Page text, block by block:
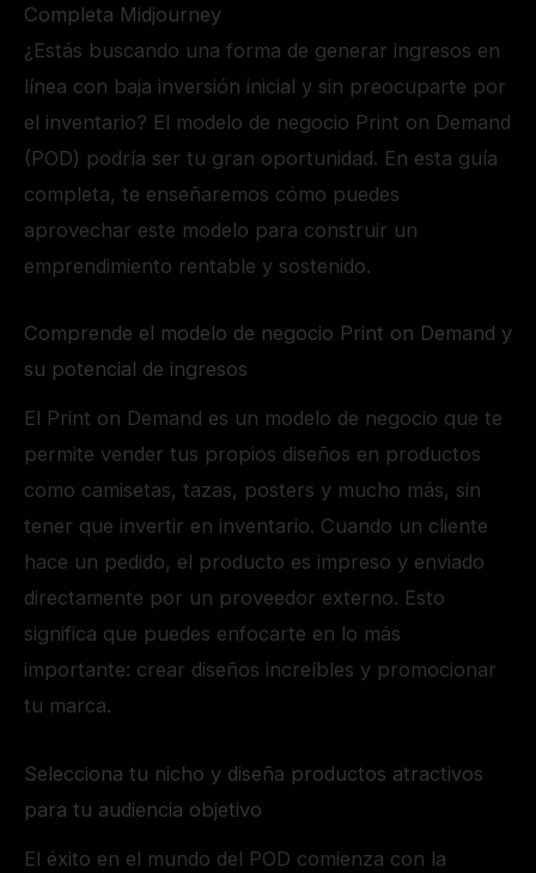
Completa Midjourney
¿Estás buscando una forma de generar ingresos en
línea con baja inversión inicial y sin preocuparte por
el inventario? El modelo de negocio Print on Demand
(POD) podría ser tu gran oportunidad. En esta guía
completa, te enseñaremos cómo puedes
aprovechar este modelo para construir un
emprendimiento rentable y sostenido.
Comprende el modelo de negocio Print on Demand y
su potencial de ingresos
El Print on Demand es un modelo de negocio que te
permite vender tus propios diseños en productos
como camisetas, tazas, posters y mucho más, sin
tener que invertir en inventario. Cuando un cliente
hace un pedido, el producto es impreso y enviado
directamente por un proveedor externo. Esto
significa que puedes enfocarte en lo más
importante: crear diseños increíbles y promocionar
tu marca.
Selecciona tu nicho y diseña productos atractivos
para tu audiencia objetivo
El éxito en el mundo del POD comienza con la